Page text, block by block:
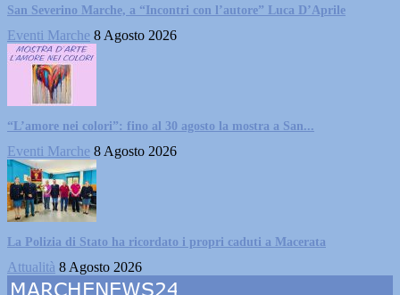
San Severino Marche, a “Incontri con l’autore” Luca D’Aprile
Eventi Marche 8 Agosto 2026
“L’amore nei colori”: fino al 30 agosto la mostra a San...
Eventi Marche 8 Agosto 2026
La Polizia di Stato ha ricordato i propri caduti a Macerata
Attualità 8 Agosto 2026